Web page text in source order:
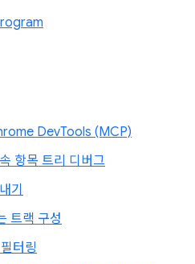
DevTools (MCP)
항목 트리 디버그
기
트랙 구성
터링